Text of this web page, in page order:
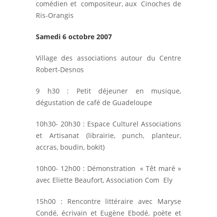
comédien et compositeur, aux Cinoches de
Ris-Orangis
Samedi 6 octobre 2007
Village des associations autour du Centre
Robert-Desnos
9 h30 : Petit déjeuner en musique,
dégustation de café de Guadeloupe
10h30- 20h30 : Espace Culturel Associations
et Artisanat (librairie, punch, planteur,
accras, boudin, bokit)
10h00- 12h00 : Démonstration « Têt maré »
avec Eliette Beaufort, Association Com Ely
15h00 : Rencontre littéraire avec Maryse
Condé, écrivain et Eugène Ebodé, poète et